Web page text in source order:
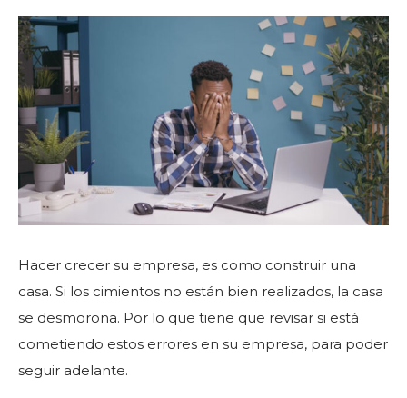
Hacer crecer su empresa, es como construir una
casa. Si los cimientos no están bien realizados, la casa
se desmorona. Por lo que tiene que revisar si está
cometiendo estos errores en su empresa, para poder
seguir adelante.